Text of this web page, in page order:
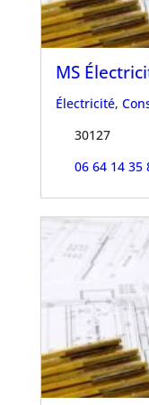
MS
Électricité,
30127
06 64 14 35